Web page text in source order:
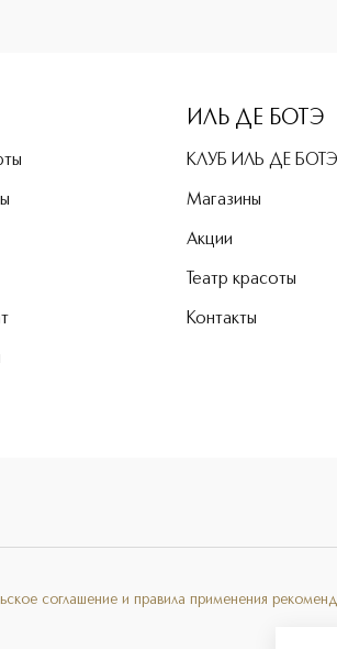
ИЛЬ ДЕ БОТЭ
КЛУБ ИЛЬ ДЕ БОТЭ
Магазины
Акции
Театр красоты
Контакты
соглашение и правила применения